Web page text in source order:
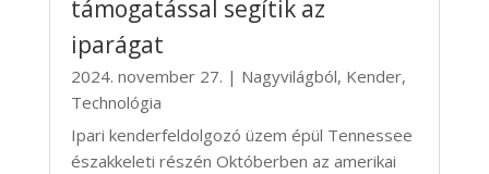
támogatással segítik az
iparágat
2024. november 27. | Nagyvilágból, Kender,
Technológia
Ipari kenderfeldolgozó üzem épül Tennessee
északkeleti részén Októberben az amerikai